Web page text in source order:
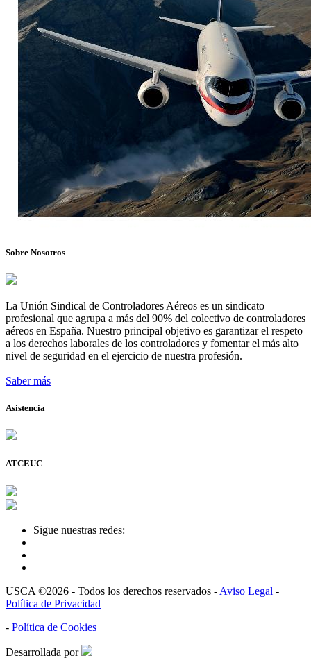
Sobre Nosotros
La Unión Sindical de Controladores Aéreos es un sindicato
profesional que agrupa a más del 90% del colectivo de controladores
aéreos en España. Nuestro principal objetivo es garantizar el respeto
a los derechos laborales de los controladores y fomentar el más alto
nivel de seguridad en el ejercicio de nuestra profesión.
Saber más
Asistencia
ATCEUC
Sigue nuestras redes:
USCA ©2026 - Todos los derechos reservados - Aviso Legal -
Política de Privacidad
- Política de Cookies
Desarrollada por